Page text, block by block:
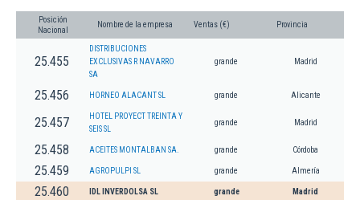
Posición
Nacional
Nombre de la empresa Ventas (€) Provincia
25.455
DISTRIBUCIONES
EXCLUSIVAS R NAVARRO
SA
grande Madrid
25.456 HORNEO ALACANT SL grande Alicante
25.457
HOTEL PROYECT TREINTA Y
SEIS SL
grande Madrid
25.458 ACEITES MONTALBAN SA. grande Córdoba
25.459 AGROPULPI SL grande Almería
25.460 IDL INVERDOLSA SL grande Madrid